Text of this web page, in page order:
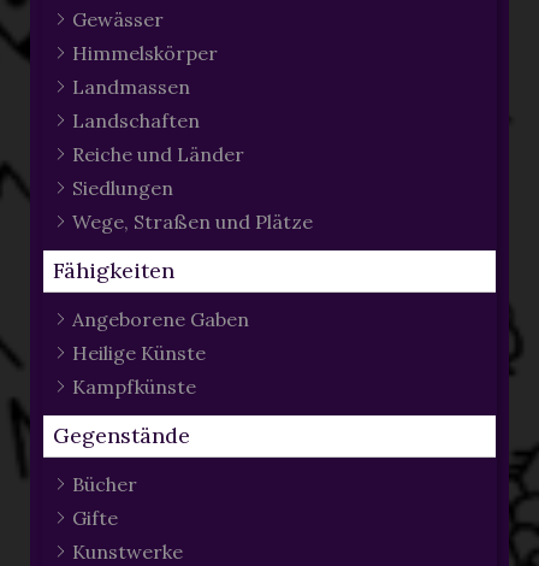
Gewässer
Himmelskörper
Landmassen
Landschaften
Reiche und Länder
Siedlungen
Wege, Straßen und Plätze
Fähigkeiten
Angeborene Gaben
Heilige Künste
Kampfkünste
Gegenstände
Bücher
Gifte
Kunstwerke